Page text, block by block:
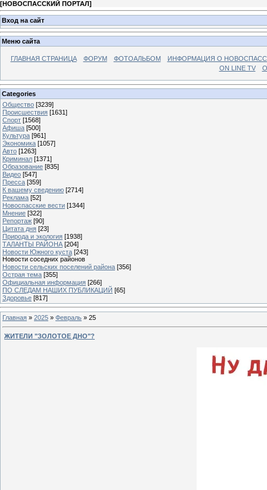
[НОВОСПАССКИЙ ПОРТАЛ]
Вход на сайт
Меню сайта
ГЛАВНАЯ СТРАНИЦА ФОРУМ ФОТОАЛЬБОМ
ИНФОРМАЦИЯ О
ON LINE TV
Categories
Общество [3239]
Происшествия [1631]
Спорт [1568]
Афиша [500]
Культура [961]
Экономика [1057]
Авто [1263]
Криминал [1371]
Образование [835]
Видео [547]
Пресса [359]
К вашему сведению [2714]
Реклама [52]
Новоспасские вести [1344]
Мнение [322]
Репортаж [90]
Цитата дня [23]
Природа и экология [1938]
ТАЛАНТЫ РАЙОНА [204]
Новости Южного куста [243]
Новости соседних районов
Новости сельских поселений района [356]
Острая тема [355]
Официальная информация [266]
ПО СЛЕДАМ НАШИХ ПУБЛИКАЦИЙ [65]
Здоровье [817]
Главная » 2025 » Февраль » 25
ЖИТЕЛИ "ЗОЛОТОЕ ДНО"?